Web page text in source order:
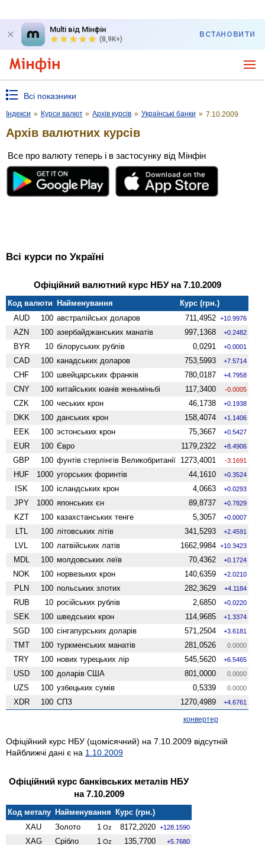
Multi від Мінфін
(8,9K+)
ВСТАНОВИТИ
Всі показники
Індекси » Курси валют » Архів курсів » Українські банки » 7.10.2009
Архів валютних курсів
Все про валюту теперь і в застосунку від Мінфін
Всі курси по Україні
Офіційний валютний курс НБУ на 7.10.2009
Код валюти Найменування
Курс (грн.)
AUD
100 австралійськх доларов 711,4952 +10.9976
AZN 100 азербайджанських манатів 997,1368 +0.2482
BYR 10 білоруських рублів 0,0291 +0.0001
CAD 100 канадських доларов 753,5993 +7.5714
CHF 100 швейцарських франків 780,0187 +4.7958
CNY 100 китайських юанів женьмiньбi 117,3400 -0.0005
CZK 100 чеських крон 46,1738 +0.1938
DKK 100 данських крон 158,4074 +1.1406
EEK 100 эстонських крон 75,3667 +0.5427
EUR 100 Євро 1179,2322 +8.4906
GBP 100 фунтів стерлінгів Велико­британії 1273,4001 -3.1691
HUF 1000 угорських форинтів 44,1610 +0.3524
ISK 100 ісландських крон 4,0663 +0.0293
JPY 1000 японських єн 89,8737 +0.7829
KZT 100 казахстанських тенге 5,3057 +0.0007
LTL 100 літовських літів 341,5293 +2.4591
LVL 100 латвійських латів 1662,9984 +10.3423
MDL 100 молдовських леїв 70,4362 +0.1724
NOK 100 норвезьких крон 140,6359 +2.0210
PLN 100 польських злотих 282,3629 +4.1184
RUB 10 російських рублів 2,6850 +0.0220
SEK 100 шведських крон 114,9685 +1.3374
SGD 100 сінгапурських доларів 571,2504 +3.6181
TMT 100 туркменських манатів 281,0526 0.0000
TRY 100 нових турецьких лір 545,5620 +6.5465
USD 100 доларів США 801,0000 0.0000
UZS 100 узбецьких сумів 0,5339 0.0000
XDR 100 СПЗ 1270,4989 +4.6761
конвертер
Офіційний курс НБУ (щомісячний) на 7.10.2009 відсутній
Найближчі дані є на 1.10.2009
Офіційний курс банківських металів НБУ
на 7.10.2009
Код металу Найменування
Курс (грн.)
XAU
Золото 1 Oz 8172,2020 +128.1590
XAG Срібло 1 Oz 135,7700 +5.7680